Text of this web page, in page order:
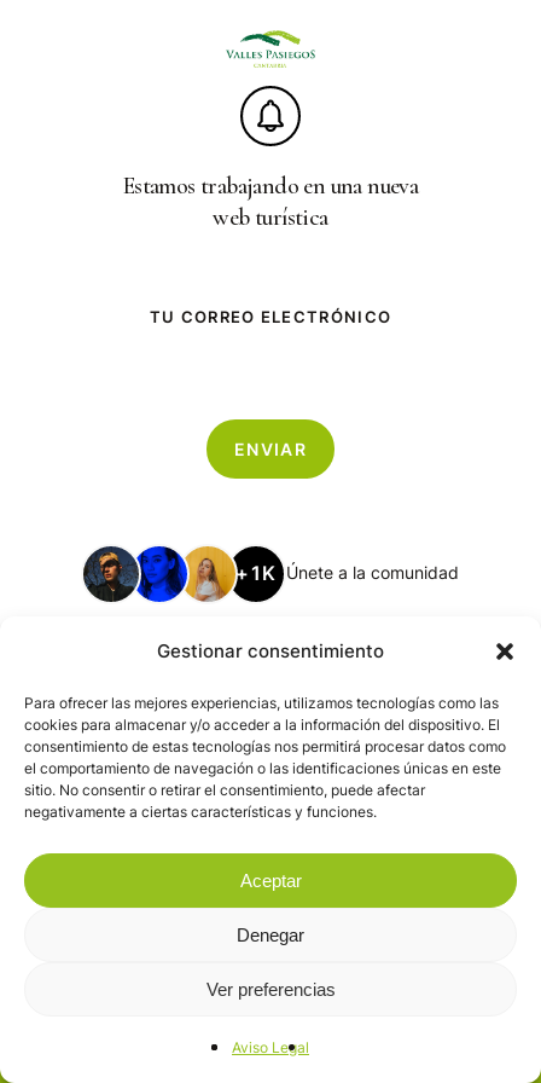
Gestionar consentimiento
Para ofrecer las mejores experiencias, utilizamos tecnologías como las
cookies para almacenar y/o acceder a la información del dispositivo. El
consentimiento de estas tecnologías nos permitirá procesar datos como
el comportamiento de navegación o las identificaciones únicas en este
sitio. No consentir o retirar el consentimiento, puede afectar
negativamente a ciertas características y funciones.
Aceptar
Denegar
Ver preferencias
Aviso Legal
Estamos trabajando en una nueva
web turística
TU CORREO ELECTRÓNICO
+1K Únete a la comunidad